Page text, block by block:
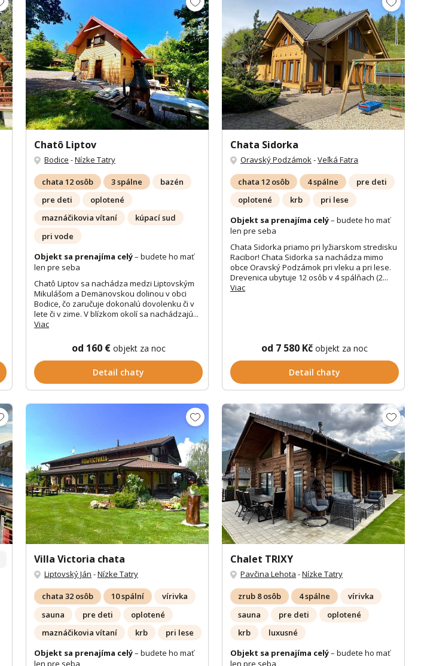
Zobrazit dalších 19 fotek
Chatô Liptov
Bodice -Nízke Tatry
chata 12 osôb 3 spálne
bazén
pre deti
oplotené
maznáčikovia vítaní
kúpací sud
pri vode
Objekt sa prenajíma celý– budete ho mať
len pre seba
Chatô Liptov sa nachádza medzi Liptovským
Mikulášom a Demänovskou dolinou v obci
Bodice, čo zaručuje dokonalú dovolenku či v
lete či v zime. V blízkom okolí sa nachádzajú...
Viac
od 160 € objekt za noc
Detail chaty
Chata Sidorka
Oravský Podzámok -Veľká Fatra
chata 12 osôb 4 spálne
pre deti
oplotené
krb
pri lese
Objekt sa prenajíma celý– budete ho mať
len pre seba
Chata Sidorka priamo pri lyžiarskom stredisku
Racibor! Chata Sidorka sa nachádza mimo
obce Oravský Podzámok pri vleku a pri lese.
Drevenica ubytuje 12 osôb v 4 spálňach (2...
Viac
od 7 580 Kčobjekt za noc
Detail chaty
Zobrazit dalších 34 fotek
Villa Victoria chata
Liptovský Ján -Nízke Tatry
chata 32 osôb 10 spální
vírivka
sauna
pre deti
oplotené
maznáčikovia vítaní
krb
pri lese
Objekt sa prenajíma celý– budete ho mať
len pre seba
Chalet TRIXY
Pavčina Lehota -Nízke Tatry
zrub 8 osôb 4 spálne
vírivka
sauna
pre deti
oplotené
krb
luxusné
Objekt sa prenajíma celý– budete ho mať
len pre seba